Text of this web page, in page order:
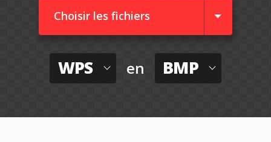
Choisir les fichiers
WPS en BMP